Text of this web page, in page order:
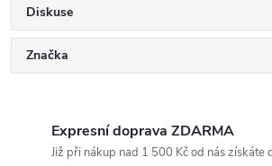
Expresní doprava ZDARMA
Již při nákup nad 1 500 Kč od nás získáte
Diskuse
Značka